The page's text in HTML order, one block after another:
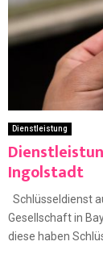
Dienstleistung
Ingolstadt
Schlüsseldienst
Gesellschaft in
diese haben